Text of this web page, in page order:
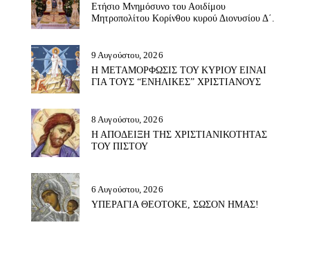
Ετήσιο Μνημόσυνο του Αοιδίμου
Μητροπολίτου Κορίνθου κυρού Διονυσίου Δ΄.
9 Αυγούστου, 2026
Η ΜΕΤΑΜΟΡΦΩΣΙΣ ΤΟΥ ΚΥΡΙΟΥ ΕΙΝΑΙ
ΓΙΑ ΤΟΥΣ “ΕΝΗΛΙΚΕΣ” ΧΡΙΣΤΙΑΝΟΥΣ
8 Αυγούστου, 2026
Η ΑΠΟΔΕΙΞΗ ΤΗΣ ΧΡΙΣΤΙΑΝΙΚΟΤΗΤΑΣ
ΤΟΥ ΠΙΣΤΟΥ
6 Αυγούστου, 2026
ΥΠΕΡΑΓΙΑ ΘΕΟΤΟΚΕ, ΣΩΣΟΝ ΗΜΑΣ!